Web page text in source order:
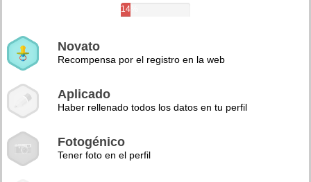
14%
Novato
Recompensa por el registro en la web
Aplicado
Haber rellenado todos los datos en tu perfil
Fotogénico
Tener foto en el perfil